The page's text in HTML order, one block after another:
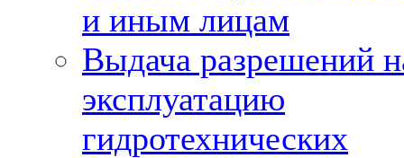
и иным лицам
Выдача разрешений
эксплуатацию
гидротехнических